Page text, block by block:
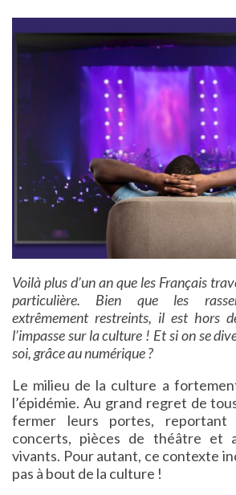
Voilà plus d’un an que les Français
particulière. Bien que les
extrêmement restreints, il est hors
l’impasse sur la culture ! Et si on se
soi, grâce au numérique ?
Le milieu de la culture a
l’épidémie. Au grand regret de
fermer leurs portes,
concerts, pièces de théâtre et
vivants. Pour autant, ce contexte
pas à bout de la culture !